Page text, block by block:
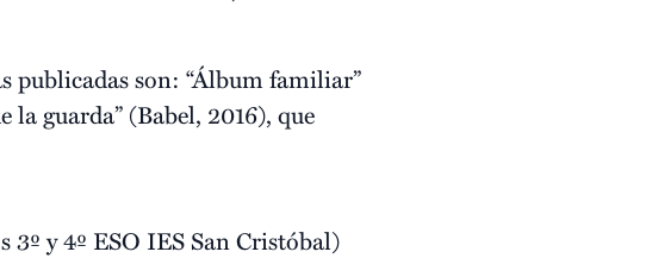
publicadas son: “Álbum familiar”
la guarda” (Babel, 2016), que
y 4º ESO IES San Cristóbal)